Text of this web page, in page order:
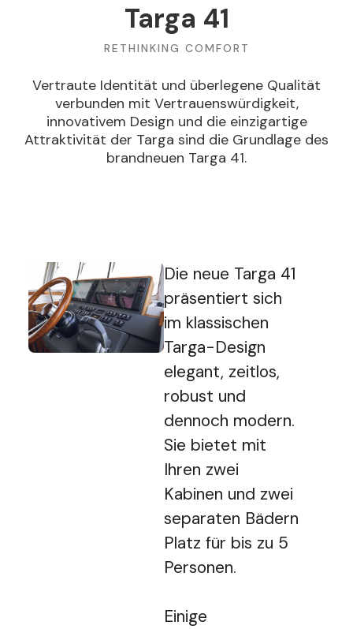
Targa 41
RETHINKING COMFORT
Vertraute Identität und überlegene Qualität
verbunden mit Vertrauenswürdigkeit,
innovativem Design und die einzigartige
Attraktivität der Targa sind die Grundlage des
brandneuen Targa 41.
Die neue Targa 41
präsentiert sich
im klassischen
Targa-Design
elegant, zeitlos,
robust und
dennoch modern.
Sie bietet mit
Ihren zwei
Kabinen und zwei
separaten Bädern
Platz für bis zu 5
Personen.
Einige